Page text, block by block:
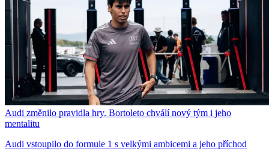
Audi změnilo pravidla hry. Bortoleto chválí nový tým i jeho
mentalitu
Audi vstoupilo do formule 1 s velkými ambicemi a jeho příchod